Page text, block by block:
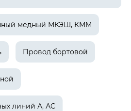
медный МКЭШ, КММ
Провод бортовой
линий А, АС